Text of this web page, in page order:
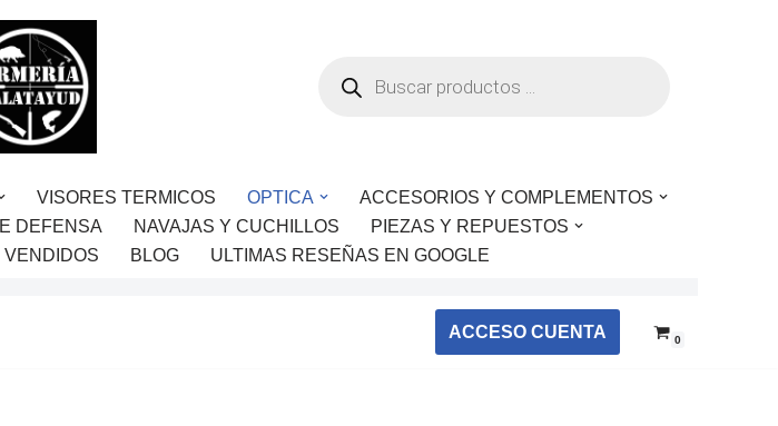
VISORES TERMICOS OPTICA
ACCESORIOS Y COMPLEMENTOS
DEFENSA NAVAJAS Y CUCHILLOS
PIEZAS Y REPUESTOS
VENDIDOS BLOG ULTIMAS RESEÑAS EN GOOGLE
ACCESO CUENTA 0